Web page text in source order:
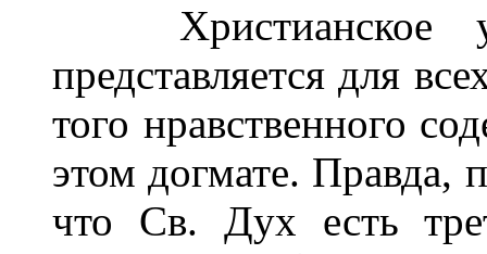
Христианское
представляется для
того нравственного
этом догмате. Правда,
что Св. Дух есть